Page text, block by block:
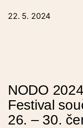
22. 5. 2024
NODO 2024
Festival
26. – 30.
Název události
Datum od